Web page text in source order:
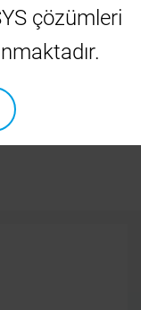
Sürücü
200 VAC, 7.5-45
Ürünleri
Sürücü
çözümleri